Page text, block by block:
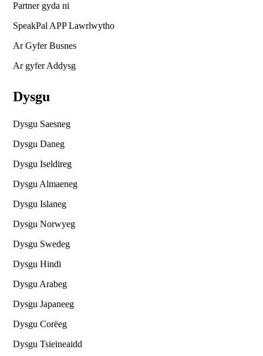
Partner gyda ni
SpeakPal APP Lawrlwytho
Ar Gyfer Busnes
Ar gyfer Addysg
Dysgu
Dysgu Saesneg
Dysgu Daneg
Dysgu Iseldireg
Dysgu Almaeneg
Dysgu Islaneg
Dysgu Norwyeg
Dysgu Swedeg
Dysgu Hindi
Dysgu Arabeg
Dysgu Japaneeg
Dysgu Corëeg
Dysgu Tsieineaidd